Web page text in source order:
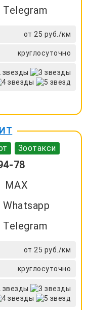
Telegram
от 25 руб./км
круглосуточно
Зоотакси
78
MAX
Whatsapp
Telegram
от 25 руб./км
круглосуточно